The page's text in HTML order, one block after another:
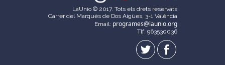
LaUnio © 2017. Tots els drets reservats
Carrer del Marquès de Dos Aigües, 3-1 València
Email: programes@launio.org
Tlf: 963530036